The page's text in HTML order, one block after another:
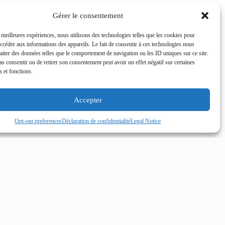
Gérer le consentement
expériences, nous utilisons des technologies telles que les cookies pour
aux informations des appareils. Le fait de consentir à ces technologies nous
des données telles que le comportement de navigation ou les ID uniques sur ce site.
consentir ou de retirer son consentement peut avoir un effet négatif sur certaines
et fonctions.
Accepter
Opt-out preferencesDéclaration de confidentialitéLegal Notice